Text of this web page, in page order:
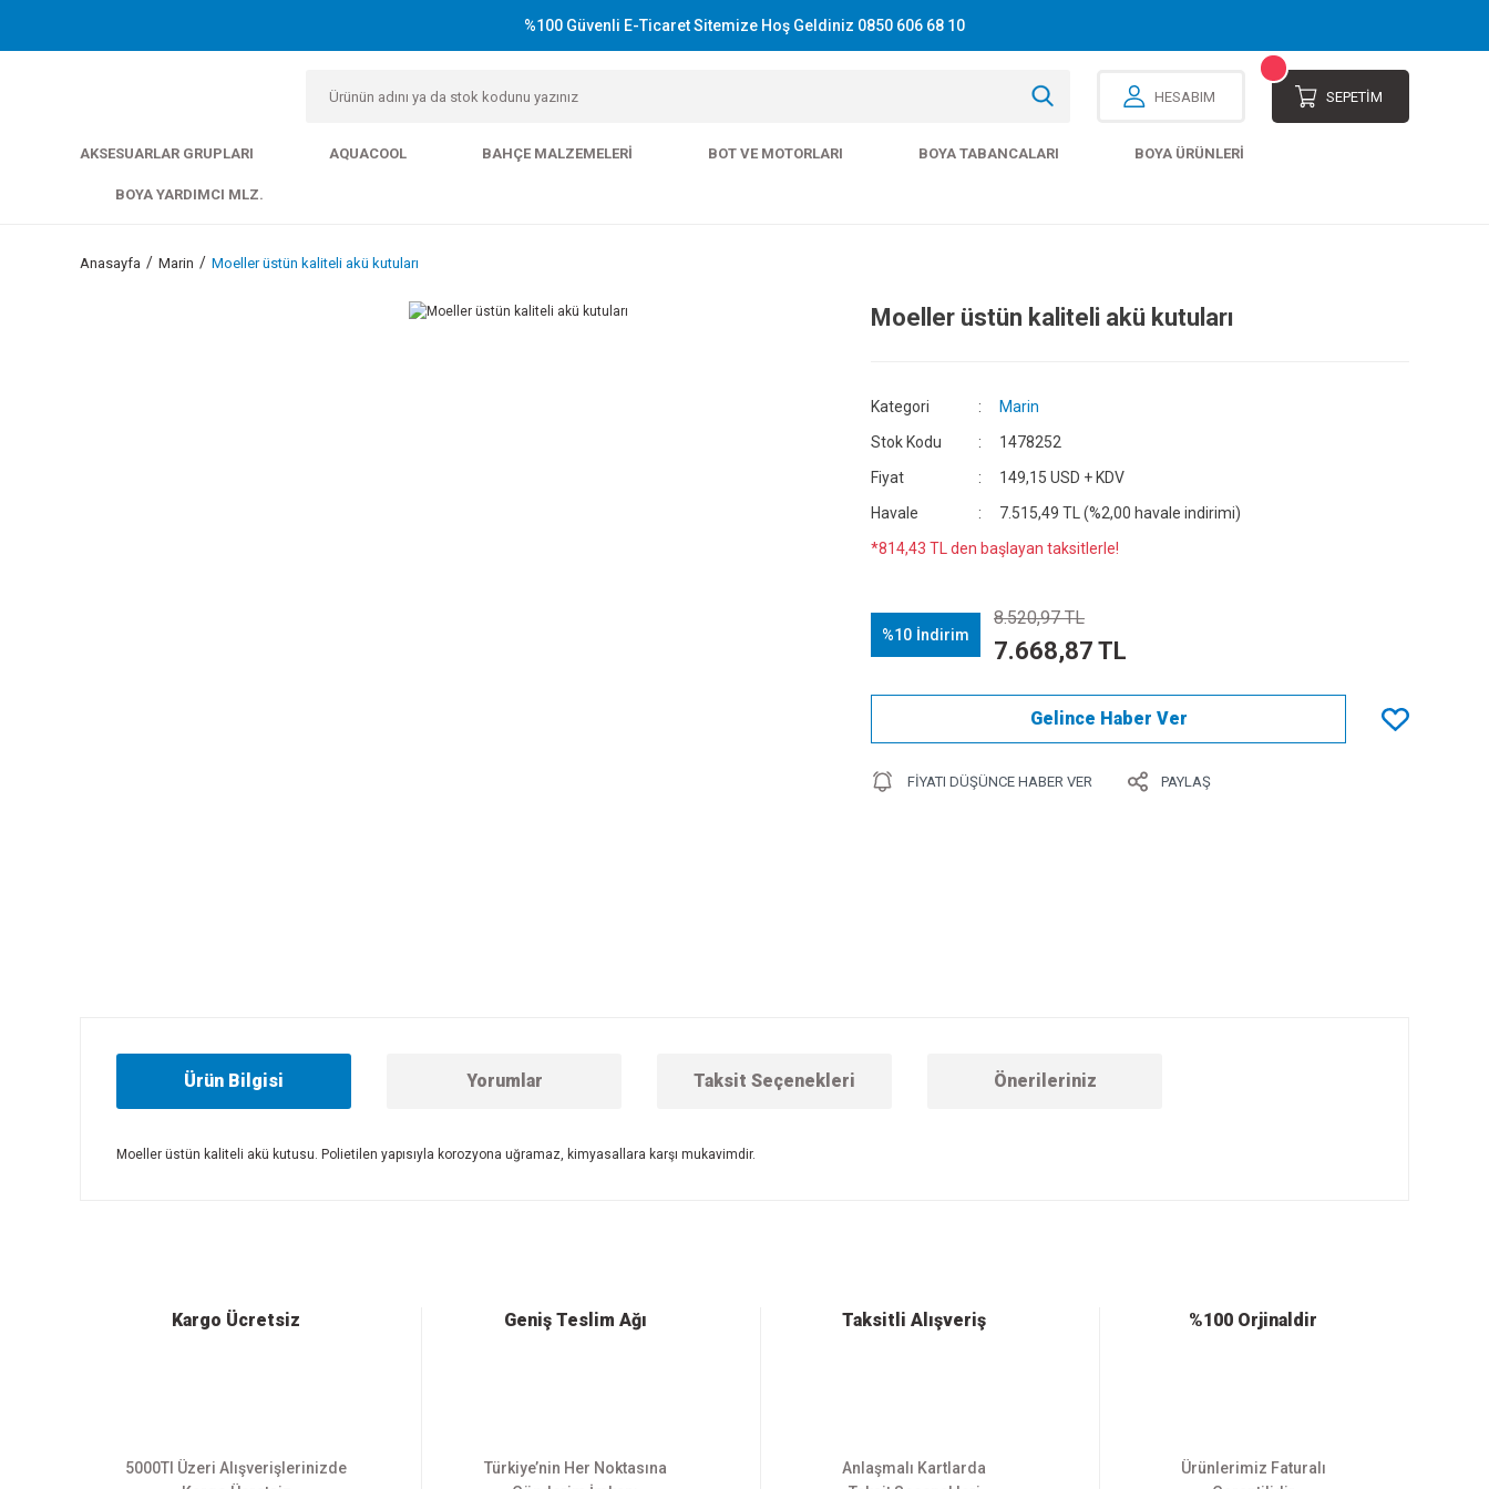
%100 Güvenli E-Ticaret Sitemize Hoş Geldiniz 0850 606 68 10
HESABIM SEPETİM
AKSESUARLAR GRUPLARI AQUACOOL BAHÇE MALZEMELERI BOT VE MOTORLARI BOYA TABANCALARI BOYA ÜRÜNLERI
BOYA YARDIMCI MLZ.
Anasayfa Marin Moeller üstün kaliteli akü kutuları
Moeller üstün kaliteli akü kutuları
Kategori
Marin
Stok Kodu
1478252
Fiyat
149,15 USD + KDV
Havale
7.515,49 TL (%2,00 havale indirimi)
*814,43 TL den başlayan taksitlerle!
%10 İndirim
8.520,97 TL
7.668,87 TL
Gelince Haber Ver
FIYATI DÜŞÜNCE HABER VER PAYLAŞ
Ürün Bilgisi Yorumlar Taksit Seçenekleri Önerileriniz
Moeller üstün kaliteli akü kutusu. Polietilen yapısıyla korozyona uğramaz, kimyasallara karşı mukavimdir.
Ürün bilgilerinde hatalar bulunuyor.
Kargo Ücretsiz
5000Tl Üzeri Alışverişlerinizde
Geniş Teslim Ağı
Türkiye’nin Her Noktasına
Taksitli Alışveriş
Anlaşmalı Kartlarda
%100 Orjinaldir
Ürünlerimiz Faturalı